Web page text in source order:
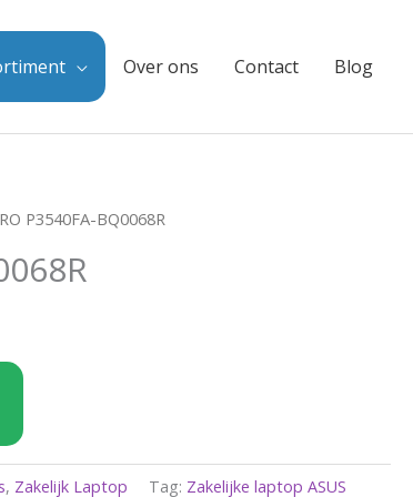
Over ons Contact Blog
P3540FA-BQ0068R
, Zakelijk Laptop Tag: Zakelijke laptop ASUS